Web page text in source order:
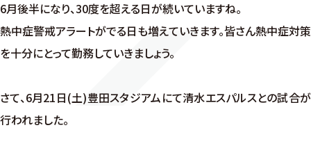
6月後半になり、30度を超える日が続いていますね。
熱中症警戒アラートがでる日も増えていきます。皆さん熱中症対策
を十分にとって勤務していきましょう。
さて、6月21日(土)豊田スタジアムにて清水エスパルスとの試合が
行われました。